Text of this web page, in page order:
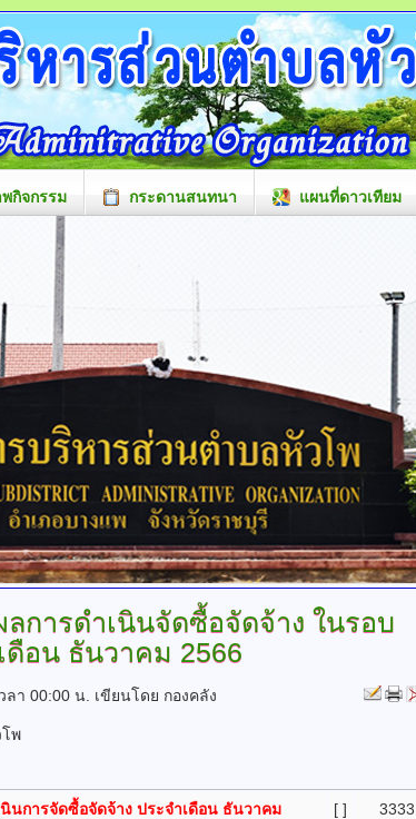
กิจกรรม กระดานสนทนา แผนที่ดาวเทียม
การดำเนินจัดซื้อจัดจ้าง ในรอบ
เดือน ธันวาคม 2566
ลา 00:00 น. เขียนโดย กองคลัง
พ
นการจัดซื้อจัดจ้าง ประจำเดือน ธันวาคม
[ ]
3333